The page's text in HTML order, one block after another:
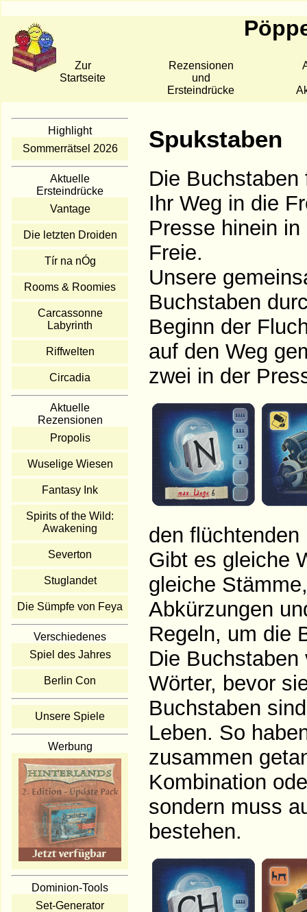
Zur
Startseite
Rezensionen
und
Ersteindrücke
Highlight
Sommerrätsel 2026
Aktuelle
Ersteindrücke
Vantage
Die letzten Droiden
Tír na nÓg
Rooms & Roomies
Carcassonne
Labyrinth
Riffwelten
Circadia
Aktuelle
Rezensionen
Propolis
Wuselige Wiesen
Fantasy Ink
Spirits of the Wild:
Awakening
Severton
Stuglandet
Die Sümpfe von Feya
Verschiedenes
Spiel des Jahres
Berlin Con
Unsere Spiele
Werbung
Dominion-Tools
Set-Generator
Spukstaben
Die
Ihr Weg in die
Presse hinein
Freie.
Unsere
Buchstaben
Beginn der
auf den Weg
zwei in der
den
Gibt es gleiche
gleiche
Abkürzungen
Regeln, um die
Die
Wörter, bevor
Buchstaben
Leben. So
zusammen
Kombination
sondern muss
bestehen.